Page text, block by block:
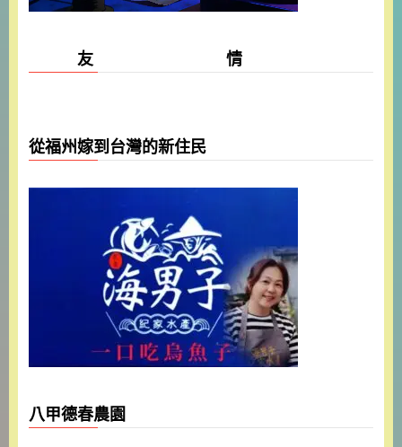
友 情
從福州嫁到台灣的新住民
八甲德春農園